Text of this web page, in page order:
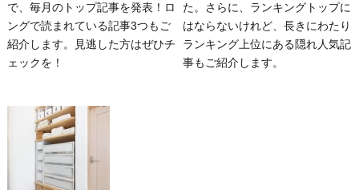
で、毎月のトップ記事を発表！ロ
ングで読まれている記事3つもご
紹介します。見逃した方はぜひチ
ェックを！
た。さらに、ランキングトップに
はならないけれど、長きにわたり
ランキング上位にある隠れ人気記
事もご紹介します。